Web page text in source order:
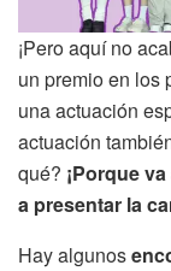
¡Pero aquí no
un premio en los
una actuación
actuación
qué? ¡Porque
a presentar la
Hay algunos